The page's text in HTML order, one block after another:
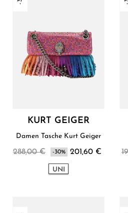
KURT GEIGER
Damen Tasche Kurt Geiger
288,00 € -30% 201,60 €
UNI